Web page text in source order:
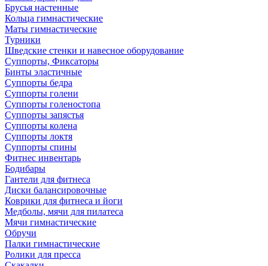
Брусья настенные
Кольца гимнастические
Маты гимнастические
Турники
Шведские стенки и навесное оборудование
Суппорты, Фиксаторы
Бинты эластичные
Суппорты бедра
Суппорты голени
Суппорты голеностопа
Суппорты запястья
Суппорты колена
Суппорты локтя
Суппорты спины
Фитнес инвентарь
Бодибары
Гантели для фитнеса
Диски балансировочные
Коврики для фитнеса и йоги
Медболы, мячи для пилатеса
Мячи гимнастические
Обручи
Палки гимнастические
Ролики для пресса